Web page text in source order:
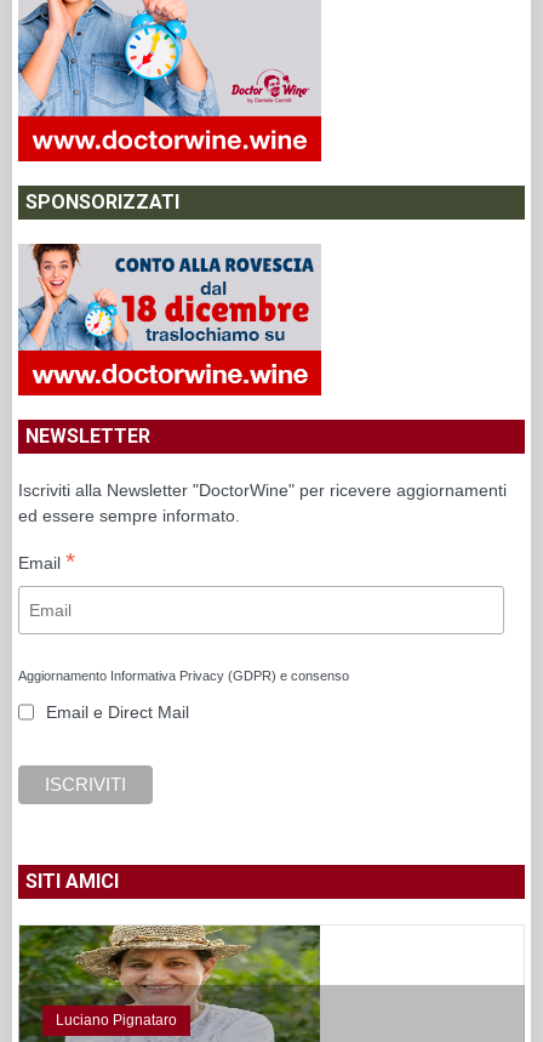
SPONSORIZZATI
NEWSLETTER
Iscriviti alla Newsletter "DoctorWine" per ricevere aggiornamenti
ed essere sempre informato.
Email *
Aggiornamento Informativa Privacy (GDPR) e consenso
Email e Direct Mail
SITI AMICI
Luciano Pignataro